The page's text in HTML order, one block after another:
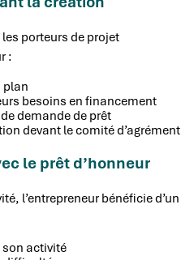
porteurs de projet
:
plan
besoins en financement
demande de prêt
devant le comité d’agrément
le prêt d’honneur
l’entrepreneur bénéficie d’un
son activité